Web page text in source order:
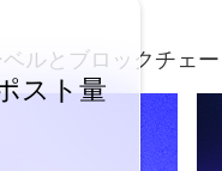
ベルとブロックチェ
スト量